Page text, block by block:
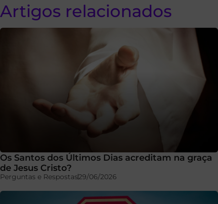
Artigos relacionados
Os Santos dos Últimos Dias acreditam na graça
de Jesus Cristo?
Perguntas e Respostas29/06/2026